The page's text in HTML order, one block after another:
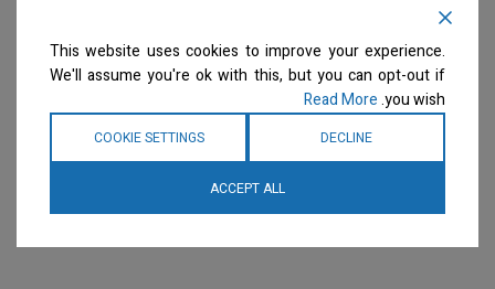
שמפו
המחיר ייחשף רק לבעלי
מספרות רשומיםצרו קשר
למידע נוסף
שמפו
המחיר ייחשף רק לבעלי
מספרות רשומיםצרו קשר
למידע נוסף
This website uses cookies to improve your experience.
We'll assume you're ok with this, but you can opt-out if
you wish.
Read More
DECLINE
COOKIE SETTINGS
ACCEPT ALL